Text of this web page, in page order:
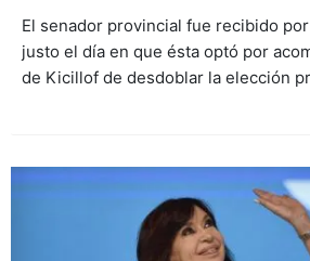
El senador provincial fue recibido
justo el día en que ésta optó por
de Kicillof de desdoblar la elección